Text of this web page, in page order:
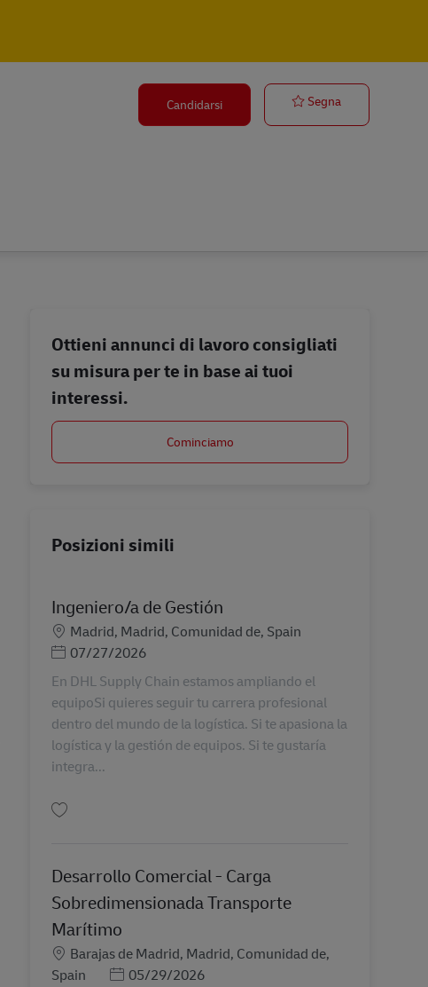
Candidarsi SegnaTeam Leader
Ottieni annunci di lavoro consigliati
su misura per te in base ai tuoi
interessi.
Cominciamo
Posizioni simili
Ingeniero/a de Gestión
SedeMadrid, Madrid, Comunidad de, Spain
Posted Date
07/27/2026
En DHL Supply Chain estamos ampliando el
equipoSi quieres seguir tu carrera profesional
dentro del mundo de la logística. Si te apasiona la
logística y la gestión de equipos. Si te gustaría
integra...
Desarrollo Comercial - Carga
Sobredimensionada Transporte
Marítimo
SedeBarajas de Madrid, Madrid, Comunidad de,
Spain
Posted Date
05/29/2026